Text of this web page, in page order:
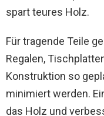
spart teures Holz.
Für tragende Teile
Regalen,
Konstruktion so
minimiert werden.
das Holz und